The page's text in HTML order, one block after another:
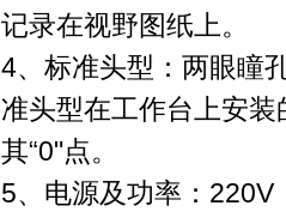
记录在视野图纸上。
4、标准头型：两眼瞳
准头型在工作台上安
其“0"点。
5、电源及功率：220V